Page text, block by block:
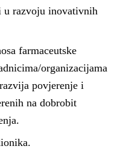
u razvoju inovativnih
farmaceutske
organizacijama
povjerenje i
na dobrobit